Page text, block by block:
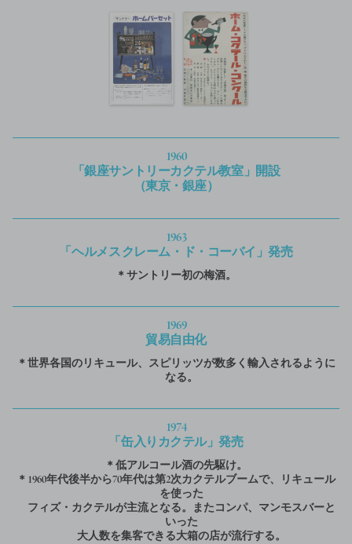
1960
「銀座サントリーカクテル教室」開設
（東京・銀座）
1963
「ヘルメス クレーム・ド・コーバイ」発売
＊サントリー初の梅酒。
1969
貿易自由化
＊世界各国のリキュール、スピリッツが数多く輸入されるように
なる。
1974
「缶入りカクテル」発売
＊低アルコール酒の先駆け。
＊1960年代後半から70年代は第2次カクテルブームで、リキュール
を使った
フィズ・カクテルが主流となる。またコンパ、マンモスバーと
いった
大人数を集客できる大箱の店が流行する。